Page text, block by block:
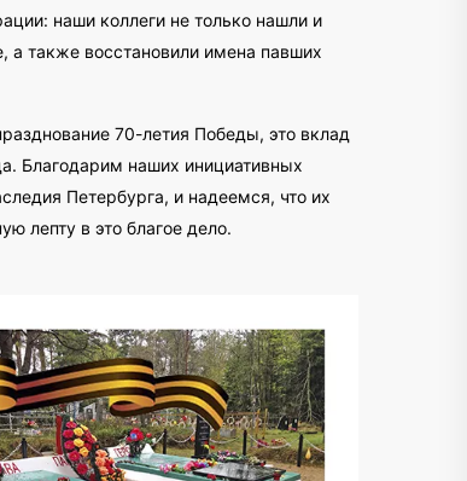
наши коллеги не только нашли и
а также восстановили имена павших
70-летия Победы, это вклад
Благодарим наших инициативных
Петербурга, и надеемся, что их
лепту в это благое дело.